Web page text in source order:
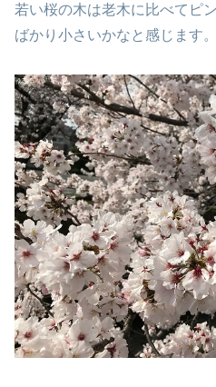
若い桜の木は老木に比べてピ
ばかり小さいかなと感じます。